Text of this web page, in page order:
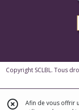
Copyright SCLBL. Tous
Afin de vous offrir